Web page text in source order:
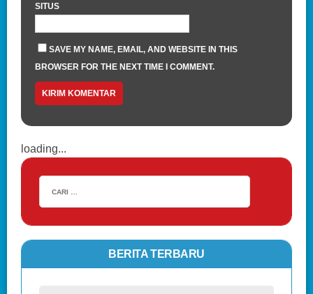
SITUS
SAVE MY NAME, EMAIL, AND WEBSITE IN THIS
BROWSER FOR THE NEXT TIME I COMMENT.
loading...
BERITA TERBARU